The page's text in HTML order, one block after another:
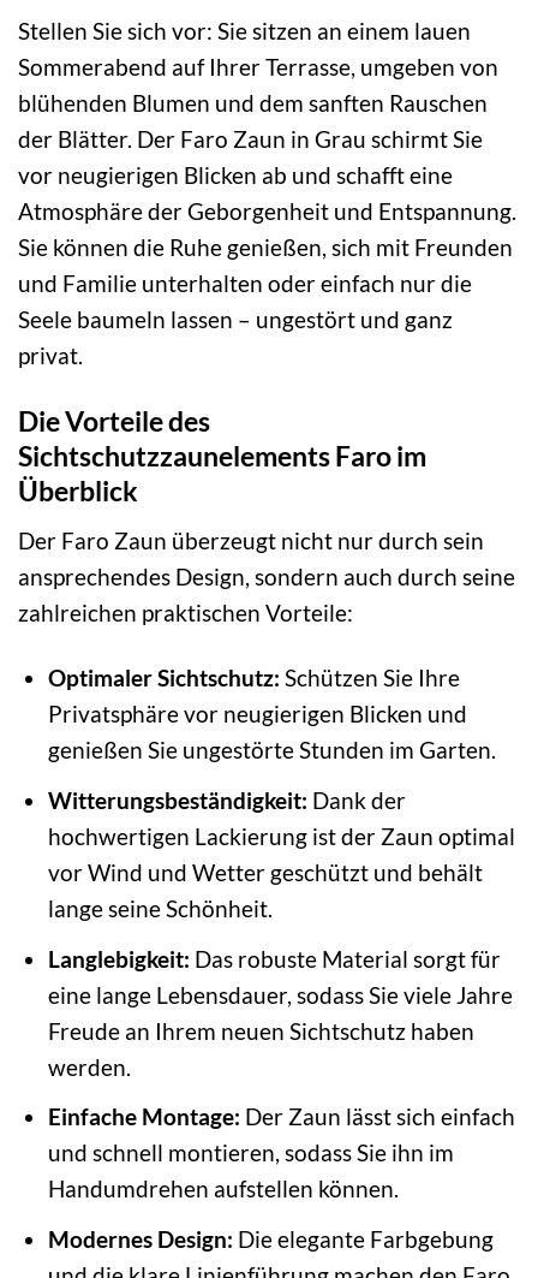
Stellen Sie sich vor: Sie sitzen an einem lauen
Sommerabend auf Ihrer Terrasse, umgeben von
blühenden Blumen und dem sanften Rauschen
der Blätter. Der Faro Zaun in Grau schirmt Sie
vor neugierigen Blicken ab und schafft eine
Atmosphäre der Geborgenheit und Entspannung.
Sie können die Ruhe genießen, sich mit Freunden
und Familie unterhalten oder einfach nur die
Seele baumeln lassen – ungestört und ganz
privat.
Die Vorteile des
Sichtschutzzaunelements Faro im
Überblick
Der Faro Zaun überzeugt nicht nur durch sein
ansprechendes Design, sondern auch durch seine
zahlreichen praktischen Vorteile:
Optimaler Sichtschutz: Schützen Sie Ihre
Privatsphäre vor neugierigen Blicken und
genießen Sie ungestörte Stunden im Garten.
Witterungsbeständigkeit: Dank der
hochwertigen Lackierung ist der Zaun optimal
vor Wind und Wetter geschützt und behält
lange seine Schönheit.
Langlebigkeit: Das robuste Material sorgt für
eine lange Lebensdauer, sodass Sie viele Jahre
Freude an Ihrem neuen Sichtschutz haben
werden.
Einfache Montage: Der Zaun lässt sich einfach
und schnell montieren, sodass Sie ihn im
Handumdrehen aufstellen können.
Modernes Design: Die elegante Farbgebung